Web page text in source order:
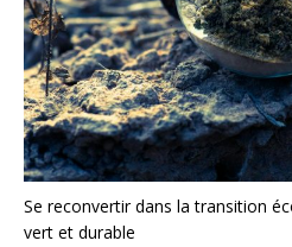
Se reconvertir dans la transition
vert et durable